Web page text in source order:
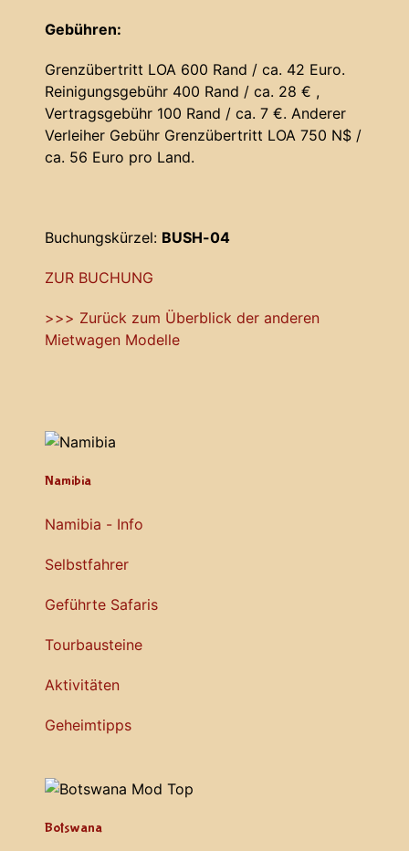
Gebühren:
Grenzübertritt LOA 600 Rand / ca. 42 Euro.
Reinigungsgebühr 400 Rand / ca. 28 € ,
Vertragsgebühr 100 Rand / ca. 7 €. Anderer
Verleiher Gebühr Grenzübertritt LOA 750 N$ /
ca. 56 Euro pro Land.
Buchungskürzel: BUSH-04
ZUR BUCHUNG
>>> Zurück zum Überblick der anderen
Mietwagen Modelle
Namibia
Namibia - Info
Selbstfahrer
Geführte Safaris
Tourbausteine
Aktivitäten
Geheimtipps
Botswana